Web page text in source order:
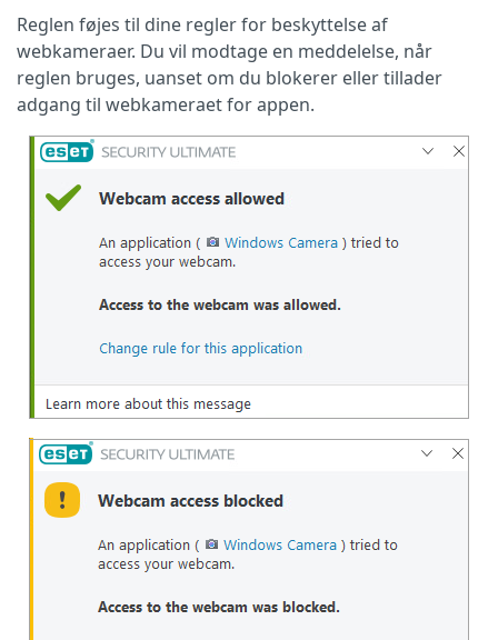
Reglen føjes til dine regler for beskyttelse af
webkameraer. Du vil modtage en meddelelse, når
reglen bruges, uanset om du blokerer eller tillader
adgang til webkameraet for appen.